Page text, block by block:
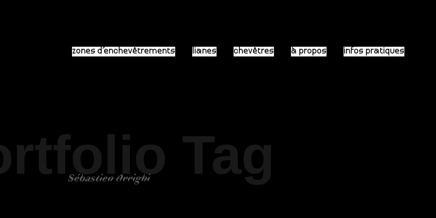
zones d’enchevêtrements lianes chevêtres à propos infos pratiques
Tag
Sébastien Arrighi